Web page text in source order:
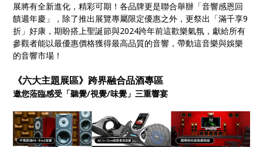
展將有全新進化，精彩可期！各品牌更是聯合舉辦「音響感恩回
饋週年慶」，除了推出展覽專屬限定優惠之外，更祭出「滿千享9
折」好康，期盼搭上聖誕節與2024跨年前這歡樂氣氛，獻給所有
參觀者能以最優惠價格獲得最高品質的音響，帶動這音樂與娛樂
的音響市場！
《六大主題展區》跨界融合品酒專區
邀您蒞臨感受「聽覺/視覺/味覺」三重響宴